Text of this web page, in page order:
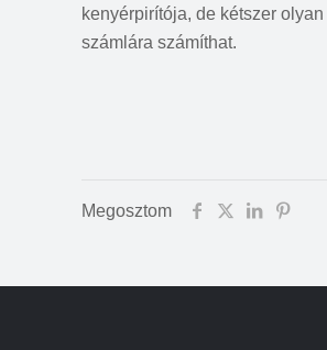
kenyérpirítója, de kétszer
számlára számíthat.
Megosztom